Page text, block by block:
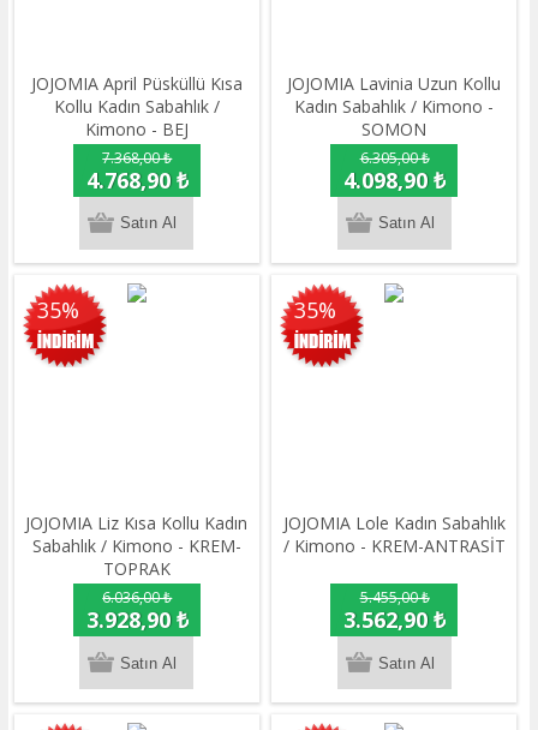
JOJOMIA April Püsküllü Kısa
Kollu Kadın Sabahlık /
Kimono - BEJ
7.368,00 ₺
4.768,90 ₺
JOJOMIA Lavinia Uzun Kollu
Kadın Sabahlık / Kimono -
SOMON
6.305,00 ₺
4.098,90 ₺
35%
JOJOMIA Liz Kısa Kollu Kadın
Sabahlık / Kimono - KREM-
TOPRAK
6.036,00 ₺
3.928,90 ₺
35%
JOJOMIA Lole Kadın Sabahlık
/ Kimono - KREM-ANTRASİT
5.455,00 ₺
3.562,90 ₺